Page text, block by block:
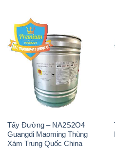
Tẩy Đường – NA2S2O4
Guangdi Maoming Thùng
Xám Trung Quốc China